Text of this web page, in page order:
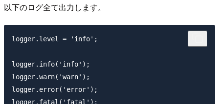
以下のログ全て出力します。
logger.level = 'info';
logger.info('info');
logger.warn('warn');
logger.error('error');